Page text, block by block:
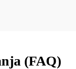
(FAQ)